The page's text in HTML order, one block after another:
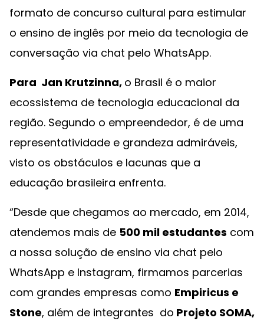
formato de concurso cultural para estimular
o ensino de inglês por meio da tecnologia de
conversação via chat pelo WhatsApp.
Para Jan Krutzinna, o Brasil é o maior
ecossistema de tecnologia educacional da
região. Segundo o empreendedor, é de uma
representatividade e grandeza admiráveis,
visto os obstáculos e lacunas que a
educação brasileira enfrenta.
“Desde que chegamos ao mercado, em 2014,
atendemos mais de 500 mil estudantes com
a nossa solução de ensino via chat pelo
WhatsApp e Instagram, firmamos parcerias
com grandes empresas como Empiricus e
Stone, além de integrantes do Projeto SOMA,